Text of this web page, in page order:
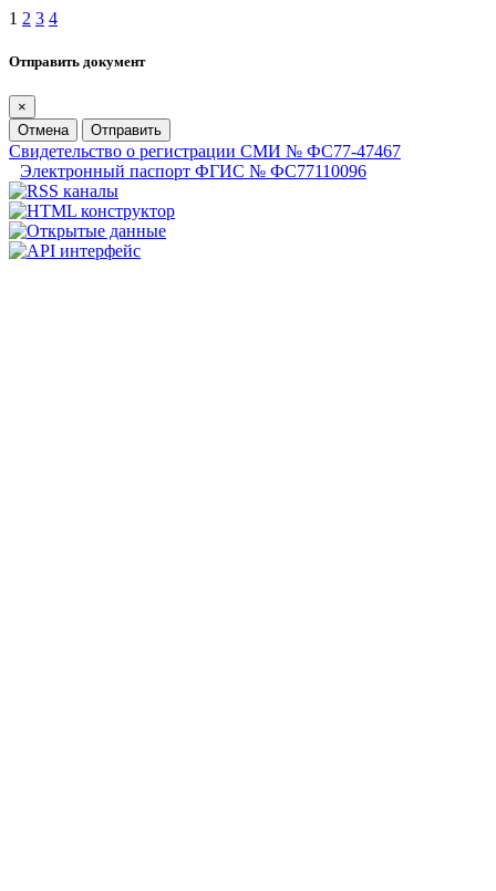
1 2 3 4
Отправить документ
×
Отмена
Отправить
Свидетельство о регистрации СМИ № ФС77-47467
Электронный паспорт ФГИС № ФС77110096